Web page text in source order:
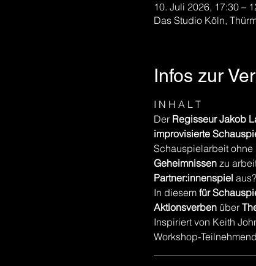
10. Juli 2026, 17:30 –
Das Studio Köln,
Infos zur
I N H A L T
Der Regisseur Jakob
improvisierte
Schauspielarbeit
Geheimnissen zu
Partner:innenspiel aus?
In diesem für
Aktionsverben über
Inspiriert von Keith
Workshop-